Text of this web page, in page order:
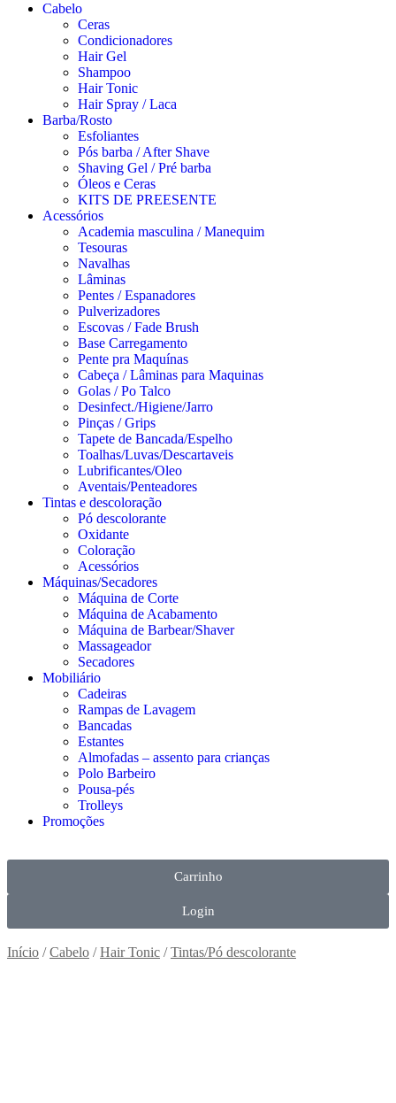
Cabelo
Ceras
Condicionadores
Hair Gel
Shampoo
Hair Tonic
Hair Spray / Laca
Barba/Rosto
Esfoliantes
Pós barba / After Shave
Shaving Gel / Pré barba
Óleos e Ceras
KITS DE PREESENTE
Acessórios
Academia masculina / Manequim
Tesouras
Navalhas
Lâminas
Pentes / Espanadores
Pulverizadores
Escovas / Fade Brush
Base Carregamento
Pente pra Maquínas
Cabeça / Lâminas para Maquinas
Golas / Po Talco
Desinfect./Higiene/Jarro
Pinças / Grips
Tapete de Bancada/Espelho
Toalhas/Luvas/Descartaveis
Lubrificantes/Oleo
Aventais/Penteadores
Tintas e descoloração
Pó descolorante
Oxidante
Coloração
Acessórios
Máquinas/Secadores
Máquina de Corte
Máquina de Acabamento
Máquina de Barbear/Shaver
Massageador
Secadores
Mobiliário
Cadeiras
Rampas de Lavagem
Bancadas
Estantes
Almofadas – assento para crianças
Polo Barbeiro
Pousa-pés
Trolleys
Promoções
Carrinho
Login
Início /Cabelo /Hair Tonic /Tintas/Pó descolorante